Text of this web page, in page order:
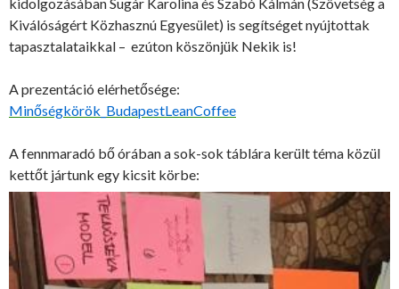
Kiválóságért Közhasznú Egyesület) is segítséget nyújtottak
tapasztalataikkal – ezúton köszönjük Nekik is!
A prezentáció elérhetősége:
Minőségkörök_BudapestLeanCoffee
A fennmaradó bő órában a sok-sok táblára került téma közül
kettőt jártunk egy kicsit körbe: